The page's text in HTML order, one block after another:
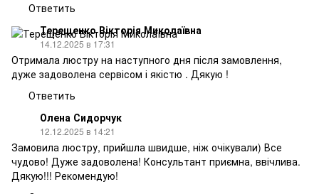
Ответить
Терещенко Вікторія Миколаївна
14.12.2025 в 17:31
Отримала люстру на наступного дня після замовлення,
дуже задоволена сервісом і якістю . Дякую !
Ответить
Олена Сидорчук
12.12.2025 в 14:21
Замовила люстру, прийшла швидше, ніж очікували) Все
чудово! Дуже задоволена! Консультант приємна, ввічлива.
Дякую!!! Рекомендую!